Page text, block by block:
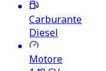
Carburante
Diesel
Motore